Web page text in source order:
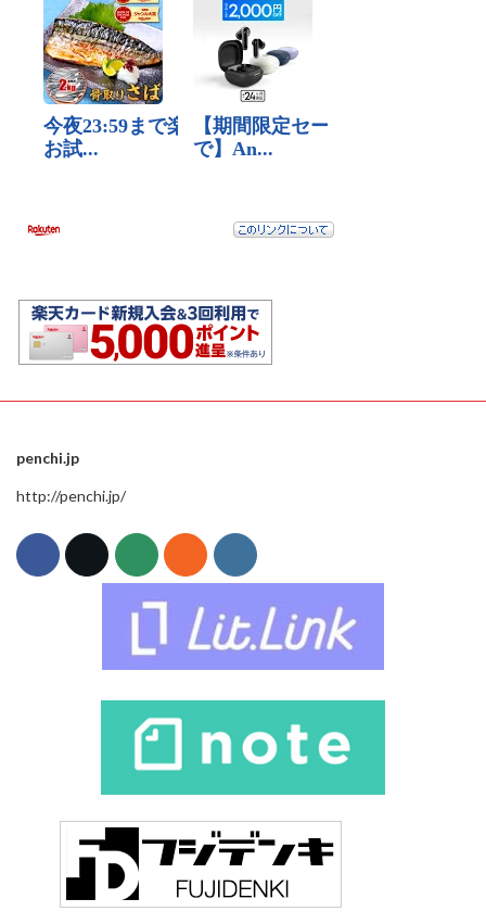
penchi.jp
http://penchi.jp/